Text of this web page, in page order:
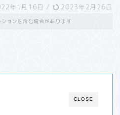
年1月16日 / 2023年2月26日
ョンを含む場合があります
CLOSE